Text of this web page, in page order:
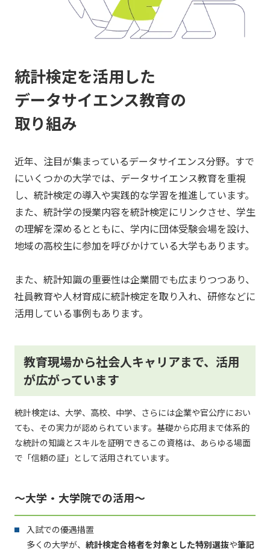
統計検定を活用した
データサイエンス教育の
取り組み
近年、注目が集まっているデータサイエンス分野。すで
にいくつかの大学では、データサイエンス教育を重視
し、統計検定の導入や実践的な学習を推進しています。
また、統計学の授業内容を統計検定にリンクさせ、学生
の理解を深めるとともに、 学内に団体受験会場を設け、
地域の高校生に参加を呼びかけている大学もあります。
また、統計知識の重要性は企業間でも広まりつつあり、
社員教育や人材育成に統計検定を取り入れ、研修などに
活用している事例もあります。
教育現場から社会人キャリアまで、活用
が広がっています
統計検定は、大学、高校、中学、さらには企業や官公庁におい
ても、その実力が認められています。基礎から応用まで体系的
な統計の知識とスキルを証明できるこの資格は、あらゆる場面
で「信頼の証」として活用されています。
～大学・大学院での活用～
入試での優遇措置
多くの大学が、 統計検定合格者を対象とした特別選抜や筆記